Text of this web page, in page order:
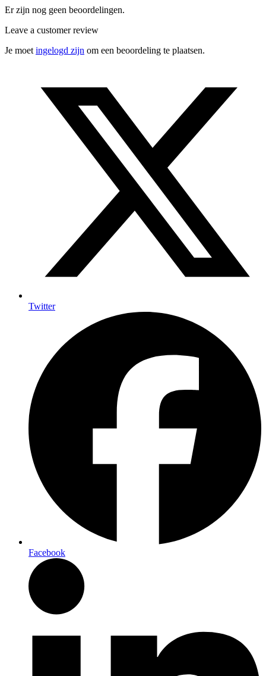
Er zijn nog geen beoordelingen.
Leave a customer review
Je moet ingelogd zijn om een beoordeling te plaatsen.
Twitter
Facebook